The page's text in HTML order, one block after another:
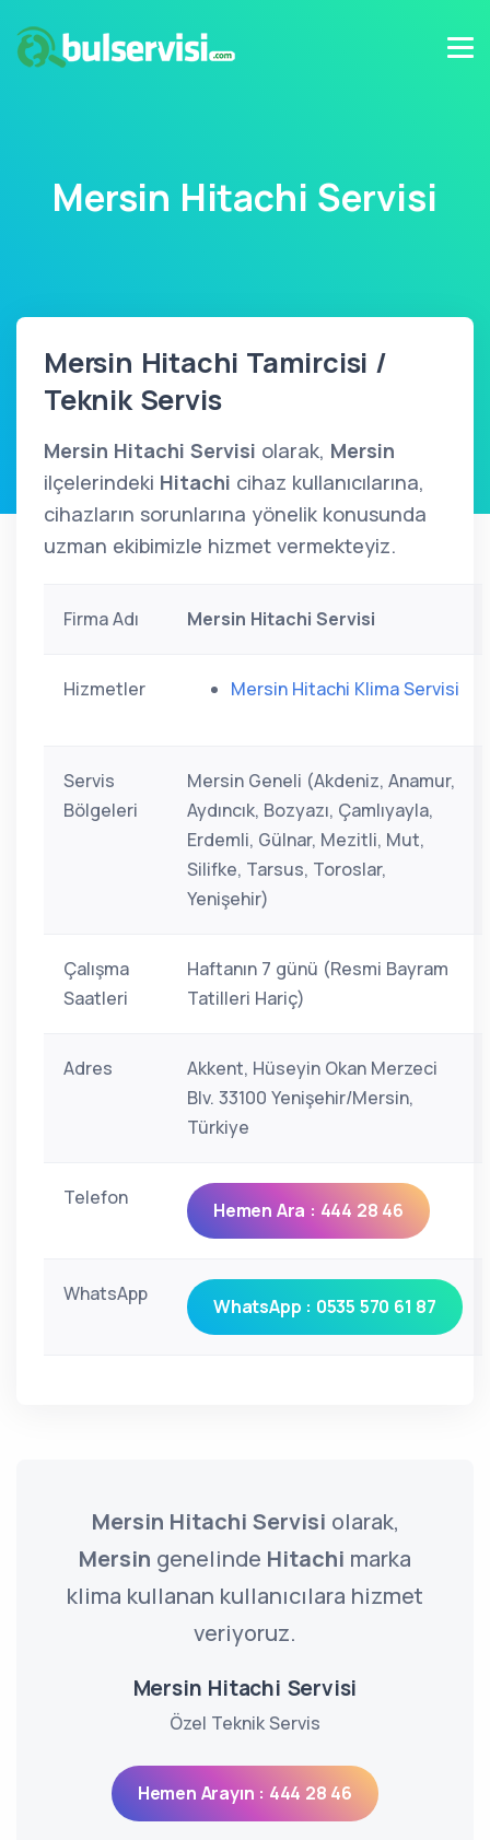
Mersin Hitachi Servisi
Mersin Hitachi Tamircisi /
Teknik Servis
Mersin Hitachi Servisi olarak, Mersin
ilçelerindeki Hitachi cihaz kullanıcılarına,
cihazların sorunlarına yönelik konusunda
uzman ekibimizle hizmet vermekteyiz.
Firma Adı Mersin Hitachi Servisi
Hizmetler Mersin Hitachi Klima Servisi
Servis
Bölgeleri
Mersin Geneli (Akdeniz, Anamur,
Aydıncık, Bozyazı, Çamlıyayla,
Erdemli, Gülnar, Mezitli, Mut,
Silifke, Tarsus, Toroslar,
Yenişehir)
Çalışma
Saatleri
Haftanın 7 günü (Resmi Bayram
Tatilleri Hariç)
Adres
Akkent, Hüseyin Okan Merzeci
Blv. 33100 Yenişehir/Mersin,
Türkiye
Telefon
Hemen Ara : 444 28 46
WhatsApp
WhatsApp : 0535 570 61 87
Mersin Hitachi Servisi olarak,
Mersin genelinde Hitachi marka
klima kullanan kullanıcılara hizmet
veriyoruz.
Mersin Hitachi Servisi
Özel Teknik Servis
Hemen Arayın : 444 28 46